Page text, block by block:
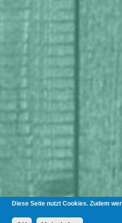
Diese Seite nutzt Cookies. Zudem